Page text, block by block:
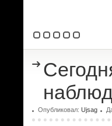
Опубликовал: Ujsag